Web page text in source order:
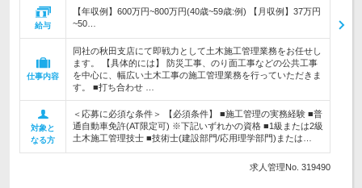
給与
【年収例】600万円~800万円(40歳~59歳:例) 【月収例】37万円
~50…
仕事内容
同社の秋田支店にて即戦力として土木施工管理業務をお任せし
ます。 【具体的には】 防災工事、のり面工事などの公共工事
を中心に、幅広い土木工事の施工管理業務を行っていただきま
す。 ■打ち合わせ …
対象と
なる方
＜応募に必須な条件＞ 【必須条件】 ■施工管理の実務経験 ■普
通自動車免許(AT限定可) ※下記いずれかの資格 ■1級または2級
土木施工管理技士 ■技術士(建設部門/応用理学部門)または…
求人管理No. 319490